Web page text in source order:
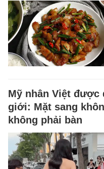
Mỹ nhân Việt được
giới: Mặt sang
không phải bàn